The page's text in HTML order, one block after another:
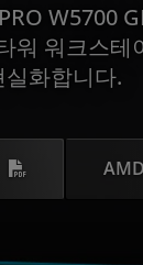
W5700
워 워크스테
화합니다.